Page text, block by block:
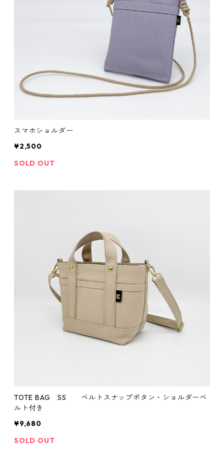
スマホショルダー
¥2,500
SOLD OUT
TOTE BAG SS ベルトスナップボタン・ショルダーベ
ルト付き
¥9,680
SOLD OUT